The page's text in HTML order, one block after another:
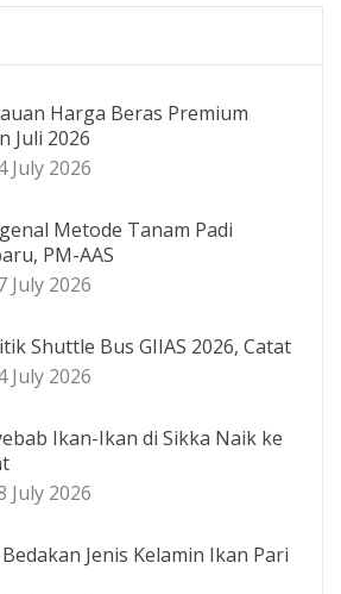
Harga Beras Premium
Juli 2026
July 2026
Metode Tanam Padi
PM-AAS
July 2026
Shuttle Bus GIIAS 2026, Catat
July 2026
Ikan-Ikan di Sikka Naik ke
July 2026
Jenis Kelamin Ikan Pari